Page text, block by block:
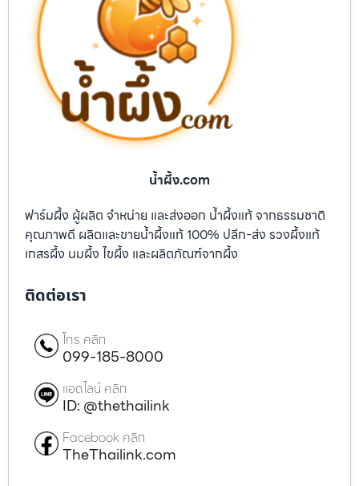
น้ำผึ้ง.com
ฟาร์มผึ้ง ผู้ผลิต จำหน่าย และส่งออก น้ำผึ้งแท้ จากธรรมชาติ
คุณภาพดี ผลิตและขายน้ำผึ้งแท้ 100% ปลีก-ส่ง รวงผึ้งแท้
เกสรผึ้ง นมผึ้ง ไขผึ้ง และผลิตภัณฑ์จากผึ้ง
ติดต่อเรา
โทร คลิก
099-185-8000
แอดไลน์ คลิก
ID: @thethailink
Facebook คลิก
TheThailink.com